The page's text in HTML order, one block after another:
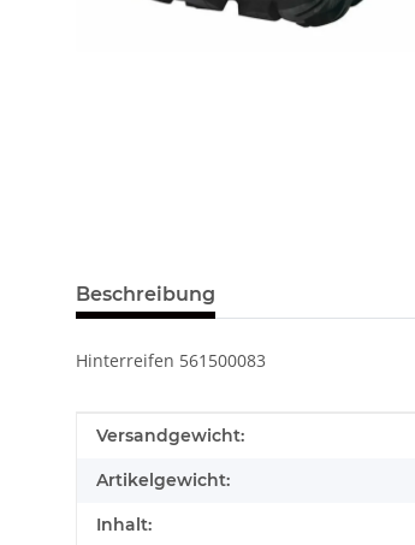
Beschreibung
Hinterreifen 561500083
Produkteigenschaft
Wert
Versandgewicht:
Artikelgewicht:
Inhalt: